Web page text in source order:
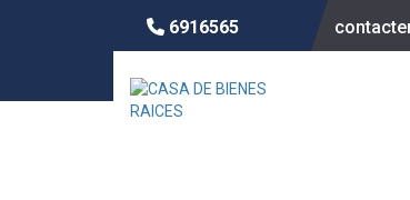
6916565